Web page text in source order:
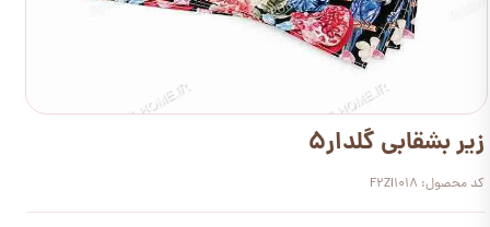
زیر بشقابی گلدار5
کد محصول: F2ZI1018